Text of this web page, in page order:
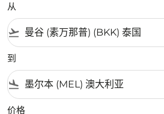
从
flight_takeoff
到
flight_land
价格